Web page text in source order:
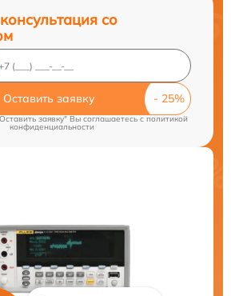
со
Оставить заявку
заявку" Вы соглашаетесь cполитикой
конфиденциальности